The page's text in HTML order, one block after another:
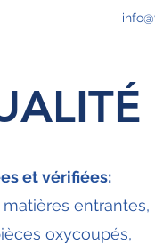
et vérifiées:
entrantes,
oxycoupés,